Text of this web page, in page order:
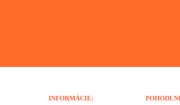
INFORMÁCIE: